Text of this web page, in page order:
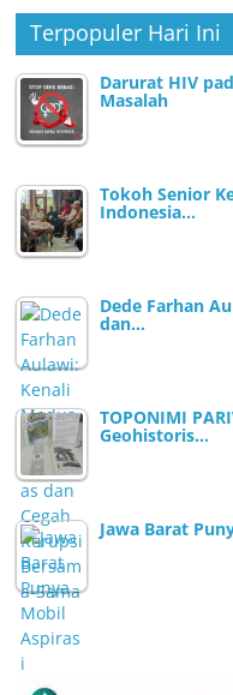
Terpopuler Hari Ini
Darurat HIV
Masalah
Tokoh Senior
Indonesia…
Dede Farhan
dan…
TOPONIMI
Geohistoris…
Jawa Barat